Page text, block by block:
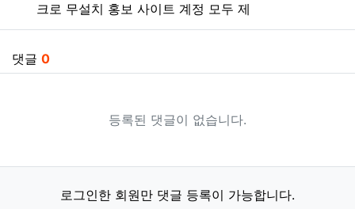
크로 무설치 홍보 사이트 계정 모두 제
댓글 0
등록된 댓글이 없습니다.
로그인한 회원만 댓글 등록이 가능합니다.